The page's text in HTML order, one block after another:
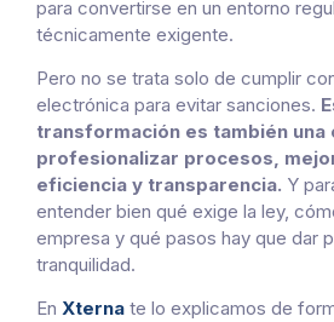
para convertirse en un entorno
técnicamente exigente.
Pero no se trata solo de cumplir
electrónica para evitar sanciones.
transformación es también una
profesionalizar procesos,
eficiencia y transparencia. Y
entender bien qué exige la ley,
empresa y qué pasos hay que dar
tranquilidad.
En Xterna te lo explicamos de